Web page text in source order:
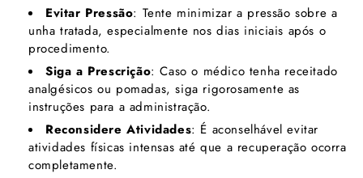
Evitar Pressão: Tente minimizar a pressão sobre a
unha tratada, especialmente nos dias iniciais após o
procedimento.
Siga a Prescrição: Caso o médico tenha receitado
analgésicos ou pomadas, siga rigorosamente as
instruções para a administração.
Reconsidere Atividades: É aconselhável evitar
atividades físicas intensas até que a recuperação ocorra
completamente.